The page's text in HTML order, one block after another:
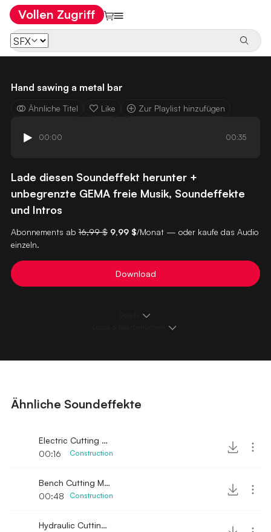
Vollen Zugriff
Hand sawing a metal bar
Ähnliche Titel Like Zur Playlist hinzufügen
00:00 00:35
Lade diesen Soundeffekt herunter +
unbegrenzte GEMA freie Musik, Soundeffekte
und Intros
Abonnements ab 16,99 $ 9,99 $/Monat — oder kaufe das Audio
einzeln.
Download
Ähnliche Soundeffekte
Electric Cutting Machine 2
00:16
Construction
Bench Cutting Machine
00:48
Construction
Hydraulic Cutting Machine